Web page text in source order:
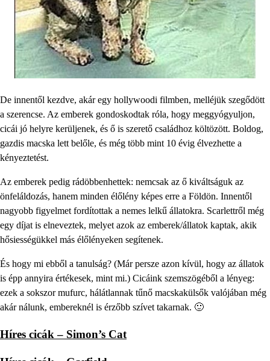
De innentől kezdve, akár egy hollywoodi filmben, melléjük szegődött
a szerencse. Az emberek gondoskodtak róla, hogy meggyógyuljon,
cicái jó helyre kerüljenek, és ő is szerető családhoz költözött. Boldog,
gazdis macska lett belőle, és még több mint 10 évig élvezhette a
kényeztetést.
Az emberek pedig rádöbbenhettek: nemcsak az ő kiváltságuk az
önfeláldozás, hanem minden élőlény képes erre a Földön. Innentől
nagyobb figyelmet fordítottak a nemes lelkű állatokra. Scarlettről még
egy díjat is elneveztek, melyet azok az emberek/állatok kaptak, akik
hősiességükkel más élőlényeken segítenek.
És hogy mi ebből a tanulság? (Már persze azon kívül, hogy az állatok
is épp annyira értékesek, mint mi.) Cicáink szemszögéből a lényeg:
ezek a sokszor mufurc, hálátlannak tűnő macskakülsők valójában még
akár nálunk, embereknél is érzőbb szívet takarnak. 🙂
Híres cicák – Simon’s Cat